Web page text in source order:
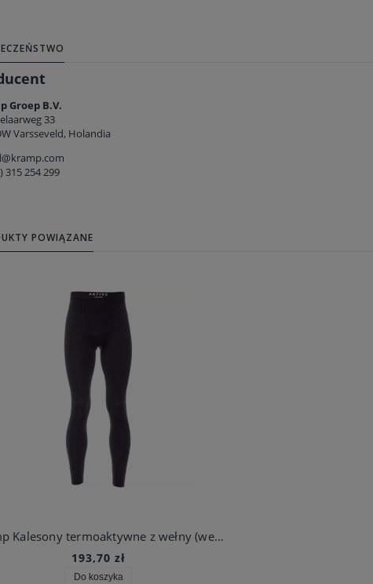
Groep B.V.
33
Varsseveld, Holandia
315 254 299
POWIĄZANE
Kramp Kalesony termoaktywne z wełny (wełniane) merino, czarne
193,70 zł
Do koszyka